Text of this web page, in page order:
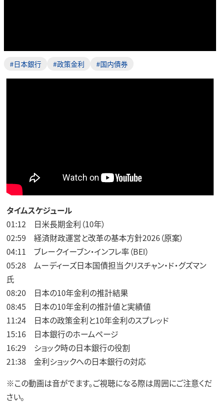
#日本銀行 #政策金利 #国内債券
タイムスケジュール
01:12 日米長期金利（10年）
02:59 経済財政運営と改革の基本方針2026（原案）
04:11 ブレークイーブン・インフレ率（BEI）
05:28 ムーディーズ日本国債担当クリスチャン・ド・グズマン
氏
08:20 日本の10年金利の推計結果
08:45 日本の10年金利の推計値と実績値
11:24 日本の政策金利と10年金利のスプレッド
15:16 日本銀行のホームページ
16:29 ショック時の日本銀行の役割
21:38 金利ショックへの日本銀行の対応
※この動画は音がでます。ご視聴になる際は周囲にご注意くだ
さい。